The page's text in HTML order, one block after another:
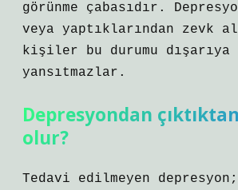
görünme çabasıdır.
veya yaptıklarından zevk
kişiler bu durumu dışarıya
yansıtmazlar.
Depresyondan
olur?
Tedavi edilmeyen